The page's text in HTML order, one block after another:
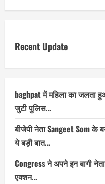
Recent Update
baghpat में महिला का जलता
जुटी पुलिस…
बीजेपी नेता Sangeet Som के
ये बड़ी बात…
Congress ने अपने इन बागी
एक्शन…